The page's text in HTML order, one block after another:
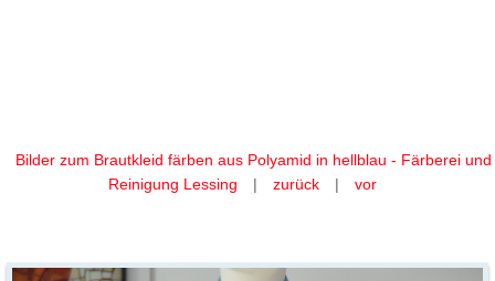
Bilder zum Brautkleid färben aus Polyamid in hellblau - Färberei und
Reinigung Lessing
| zurück | vor